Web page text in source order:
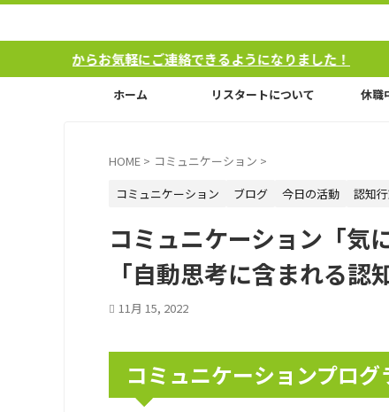
にご連絡できるようになりました！
ホーム リスタートについて 休職
HOME > コミュニケーション >
コミュニケーション
ブログ 今日の活動 認知
コミュニケーション「気
「自動思考に含まれる認
11月 15, 2022
コミュニケーションプログ